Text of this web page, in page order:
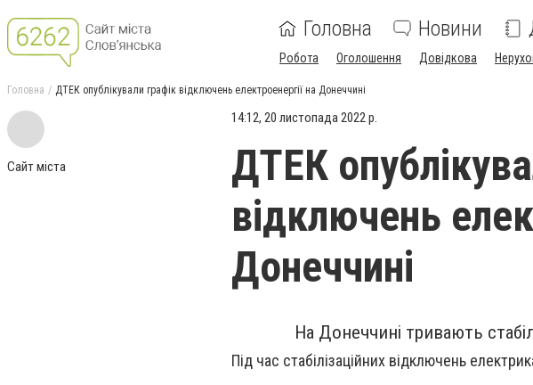
Головна Новини
Робота Оголошення Довідкова
Головна ДТЕК опублікували графік відключень електроенергії на Донеччині
Сайт міста
14:12, 20 листопада 2022 р.
ДТЕК
відключень
Донеччині
На Донеччині тривають
Під час стабілізаційних відключень